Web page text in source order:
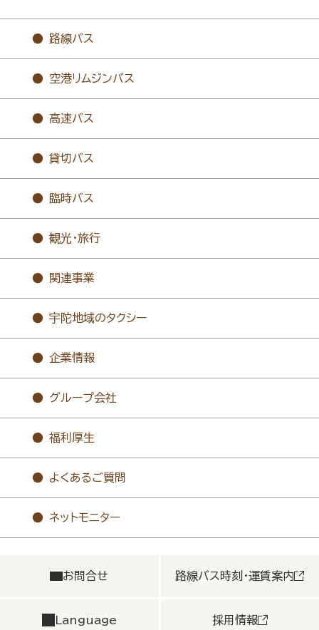
路線バス
空港リムジンバス
高速バス
貸切バス
臨時バス
観光・旅行
関連事業
宇陀地域のタクシー
企業情報
グループ会社
福利厚生
よくあるご質問
ネットモニター
お問合せ 路線バス時刻・運賃案内
Language 採用情報